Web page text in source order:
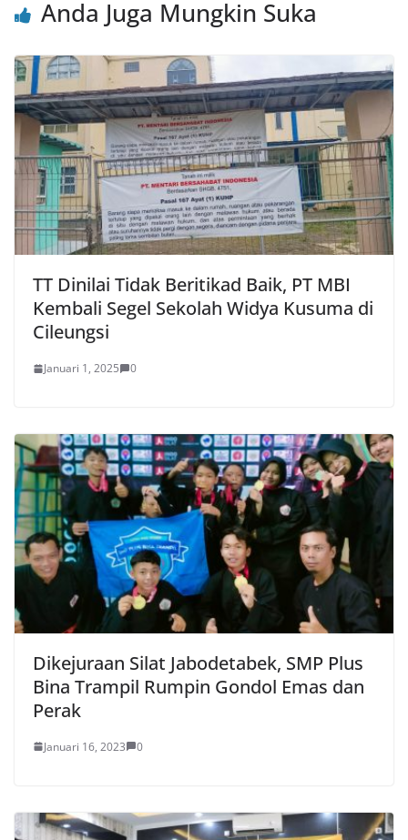
Anda Juga Mungkin Suka
TT Dinilai Tidak Beritikad Baik, PT MBI
Kembali Segel Sekolah Widya Kusuma di
Cileungsi
Januari 1, 2025 0
Dikejuraan Silat Jabodetabek, SMP Plus
Bina Trampil Rumpin Gondol Emas dan
Perak
Januari 16, 2023 0